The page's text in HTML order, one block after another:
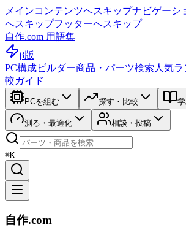
メインコンテンツへスキップナビゲーシ
へスキップフッターへスキップ
自作.com 用語集
β版
PC構成ビルダー商品・パーツ検索 人気
較ガイド
PCを組む 探す・比較
測る・最適化 相談・投稿
⌘K
自作.com